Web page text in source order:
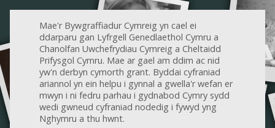
Mae'r Bywgraffiadur Cymreig yn cael ei
ddarparu gan Lyfrgell Genedlaethol Cymru a
Chanolfan Uwchefrydiau Cymreig a Cheltaidd
Prifysgol Cymru. Mae ar gael am ddim ac nid
yw'n derbyn cymorth grant. Byddai cyfraniad
ariannol yn ein helpu i gynnal a gwella'r wefan er
mwyn i ni fedru parhau i gydnabod Cymry sydd
wedi gwneud cyfraniad nodedig i fywyd yng
Nghymru a thu hwnt.